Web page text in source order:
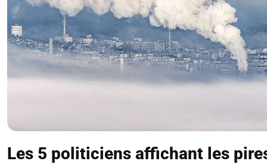
Les 5 politiciens affichant les